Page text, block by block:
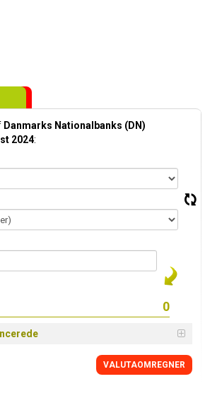
Danmarks Nationalbanks (DN)
2024:
VALUTAOMREGNER